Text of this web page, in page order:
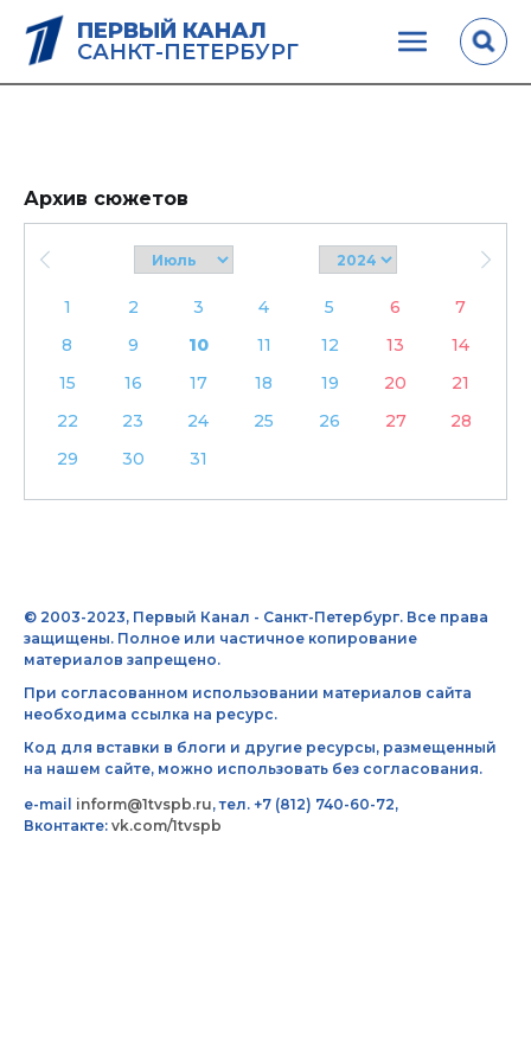
ПЕРВЫЙ КАНАЛ
САНКТ-ПЕТЕРБУРГ
Архив сюжетов
1 2 3 4 5 6
7
8
9 10 11 12 13
14
15
16 17 18 19 20
21
22
23 24 25 26 27
28
29
30 31
© 2003-2023, Первый Канал - Санкт-Петербург. Все права
защищены. Полное или частичное копирование
материалов запрещено.
При согласованном использовании материалов сайта
необходима ссылка на ресурс.
Код для вставки в блоги и другие ресурсы, размещенный
на нашем сайте, можно использовать без согласования.
e-mail inform@1tvspb.ru, тел. +7 (812) 740-60-72,
Вконтакте: vk.com/1tvspb